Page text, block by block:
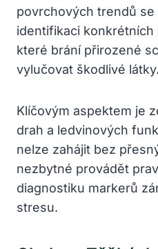
povrchových trendů se
identifikaci
které brání přirozené
vylučovat škodlivé látky.
Klíčovým aspektem je
drah a ledvinových
nelze zahájit bez
nezbytné provádět
diagnostiku markerů
stresu.